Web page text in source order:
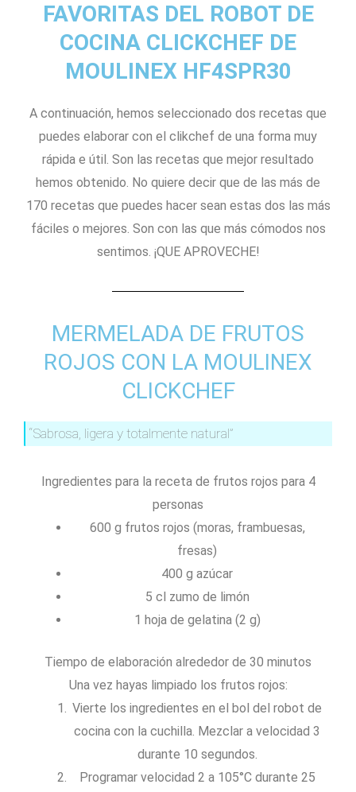
FAVORITAS DEL ROBOT DE
COCINA CLICKCHEF DE
MOULINEX HF4SPR30
A continuación, hemos seleccionado dos recetas que
puedes elaborar con el clikchef de una forma muy
rápida e útil. Son las recetas que mejor resultado
hemos obtenido. No quiere decir que de las más de
170 recetas que puedes hacer sean estas dos las más
fáciles o mejores. Son con las que más cómodos nos
sentimos. ¡QUE APROVECHE!
MERMELADA DE FRUTOS
ROJOS CON LA MOULINEX
CLICKCHEF
“Sabrosa, ligera y totalmente natural”
Ingredientes para la receta de frutos rojos para 4
personas
600 g frutos rojos (moras, frambuesas,
fresas)
400 g azúcar
5 cl zumo de limón
1 hoja de gelatina (2 g)
Tiempo de elaboración alrededor de 30 minutos
Una vez hayas limpiado los frutos rojos:
Vierte los ingredientes en el bol del robot de
cocina con la cuchilla. Mezclar a velocidad 3
durante 10 segundos.
Programar velocidad 2 a 105°C durante 25